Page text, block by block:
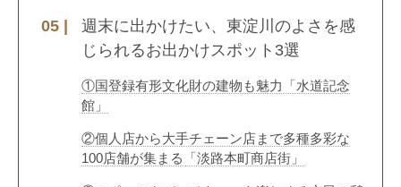
週末に出かけたい、東淀川のよさを感
じられるお出かけスポット3選
①国登録有形文化財の建物も魅力「水道記念
館」
②個人店から大手チェーン店まで多種多彩な
100店舗が集まる「淡路本町商店街」